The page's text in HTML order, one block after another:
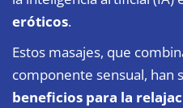
eróticos.
Estos masajes, que
componente sensual, han
beneficios para la